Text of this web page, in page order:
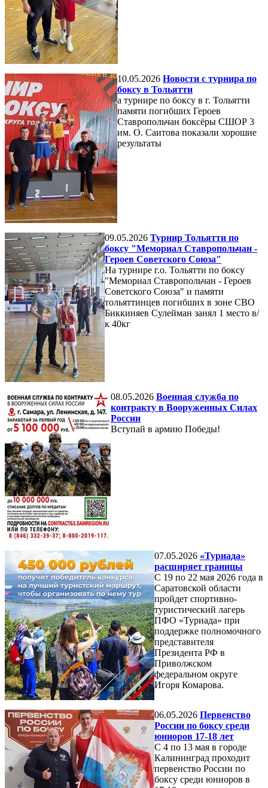
10.05.2026 Новости с турнира по
боксу в Тольятти
а турнире по боксу в г. Тольятти
памяти погибших Героев
Ставропольчан боксёры СШОР 3
им. О. Саитова показали хорошие
результаты
09.05.2026 Турнир Тольятти по
боксу "Мемориал Ставропольчан -
Героев Советского Союза"
На турнире г.о. Тольятти по боксу
"Мемориал Ставропольчан - Героев
Советского Союза" и памяти
тольяттинцев погибших в зоне СВО
Биккиняев Сулейман занял 1 место в/
к 40кг
08.05.2026 Военная служба по
контракту в Вооруженных Силах
России
Вступай в армию Победы!
07.05.2026 «Туриада»
расширяет границы
С 19 по 22 мая 2026 года в
Саратовской области
пройдет спортивно-
туристический лагерь
ПФО «Туриада» при
поддержке полномочного
представителя
Президента РФ в
Приволжском
федеральном округе
Игоря Комарова.
06.05.2026 Первенство
России по боксу среди
юниоров 17-18 лет
С 4 по 13 мая в городе
Калининград проходит
первенство России по
боксу среди юниоров в